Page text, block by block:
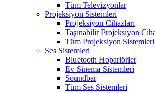
Tüm Televizyonlar
Projeksiyon Sistemleri
Projeksiyon Cihazları
Taşınabilir Projeksiyon
Tüm Projeksiyon Sistemleri
Ses Sistemleri
Bluetooth Hoparlörler
Ev Sinema Sistemleri
Soundbar
Tüm Ses Sistemleri